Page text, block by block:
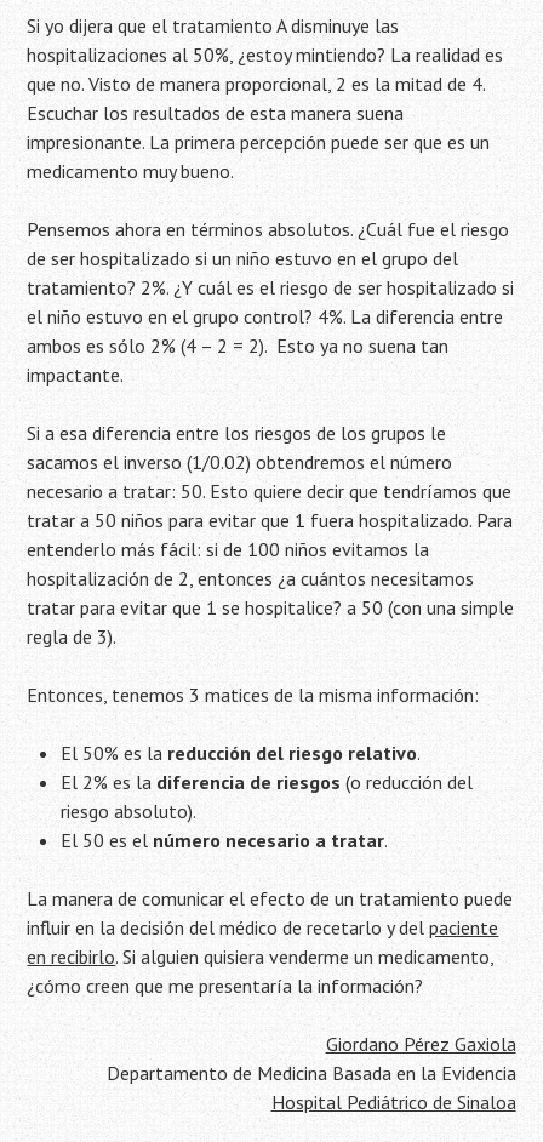
Si yo dijera que el tratamiento A disminuye las
hospitalizaciones al 50%, ¿estoy mintiendo? La realidad es
que no. Visto de manera proporcional, 2 es la mitad de 4.
Escuchar los resultados de esta manera suena
impresionante. La primera percepción puede ser que es un
medicamento muy bueno.
Pensemos ahora en términos absolutos. ¿Cuál fue el riesgo
de ser hospitalizado si un niño estuvo en el grupo del
tratamiento? 2%. ¿Y cuál es el riesgo de ser hospitalizado si
el niño estuvo en el grupo control? 4%. La diferencia entre
ambos es sólo 2% (4 – 2 = 2). Esto ya no suena tan
impactante.
Si a esa diferencia entre los riesgos de los grupos le
sacamos el inverso (1/0.02) obtendremos el número
necesario a tratar: 50. Esto quiere decir que tendríamos que
tratar a 50 niños para evitar que 1 fuera hospitalizado. Para
entenderlo más fácil: si de 100 niños evitamos la
hospitalización de 2, entonces ¿a cuántos necesitamos
tratar para evitar que 1 se hospitalice? a 50 (con una simple
regla de 3).
Entonces, tenemos 3 matices de la misma información:
El 50% es la reducción del riesgo relativo.
El 2% es la diferencia de riesgos (o reducción del
riesgo absoluto).
El 50 es elnúmero necesario a tratar.
La manera de comunicar el efecto de un tratamiento puede
influir en la decisión del médico de recetarlo y delpaciente
en recibirlo. Si alguien quisiera venderme un medicamento,
¿cómo creen que me presentaría la información?
Giordano Pérez Gaxiola
Departamento de Medicina Basada en la Evidencia
Hospital Pediátrico de Sinaloa